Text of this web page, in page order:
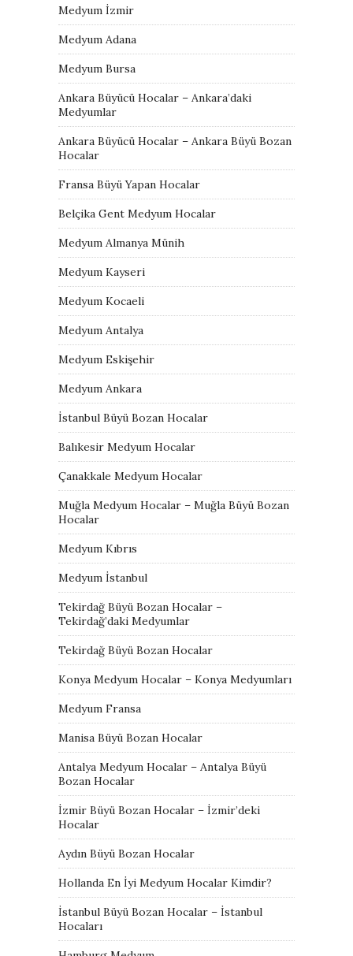
Medyum İzmir
Medyum Adana
Medyum Bursa
Ankara Büyücü Hocalar – Ankara’daki
Medyumlar
Ankara Büyücü Hocalar – Ankara Büyü Bozan
Hocalar
Fransa Büyü Yapan Hocalar
Belçika Gent Medyum Hocalar
Medyum Almanya Münih
Medyum Kayseri
Medyum Kocaeli
Medyum Antalya
Medyum Eskişehir
Medyum Ankara
İstanbul Büyü Bozan Hocalar
Balıkesir Medyum Hocalar
Çanakkale Medyum Hocalar
Muğla Medyum Hocalar – Muğla Büyü Bozan
Hocalar
Medyum Kıbrıs
Medyum İstanbul
Tekirdağ Büyü Bozan Hocalar –
Tekirdağ’daki Medyumlar
Tekirdağ Büyü Bozan Hocalar
Konya Medyum Hocalar – Konya Medyumları
Medyum Fransa
Manisa Büyü Bozan Hocalar
Antalya Medyum Hocalar – Antalya Büyü
Bozan Hocalar
İzmir Büyü Bozan Hocalar – İzmir’deki
Hocalar
Aydın Büyü Bozan Hocalar
Hollanda En İyi Medyum Hocalar Kimdir?
İstanbul Büyü Bozan Hocalar – İstanbul
Hocaları